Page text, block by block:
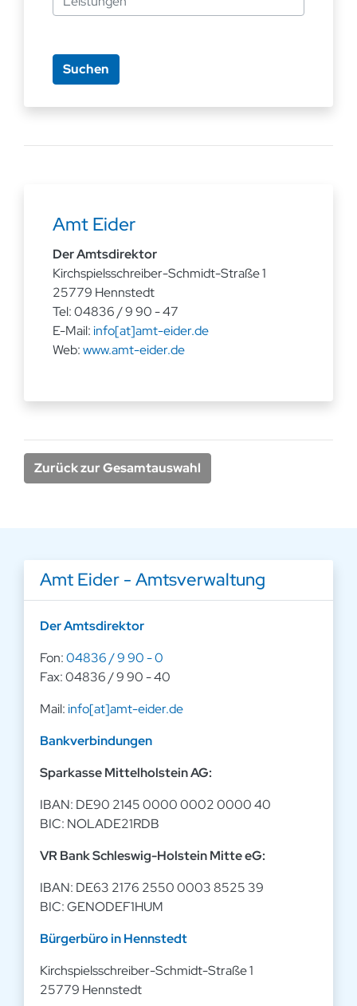
Amt Eider
Der Amtsdirektor
Kirchspielsschreiber-Schmidt-Straße 1
25779 Hennstedt
Tel: 04836 / 9 90 - 47
E-Mail:info[at]amt-eider.de
Web:www.amt-eider.de
Zurück zur Gesamtauswahl
Amt Eider - Amtsverwaltung
Der Amtsdirektor
Fon:04836 / 9 90 - 0
Fax: 04836 / 9 90 - 40
Mail:info[at]amt-eider.de
Bankverbindungen
Sparkasse Mittelholstein AG:
IBAN: DE90 2145 0000 0002 0000 40
BIC: NOLADE21RDB
VR Bank Schleswig-Holstein Mitte eG:
IBAN: DE63 2176 2550 0003 8525 39
BIC: GENODEF1HUM
Bürgerbüro in Hennstedt
Kirchspielsschreiber-Schmidt-Straße 1
25779 Hennstedt